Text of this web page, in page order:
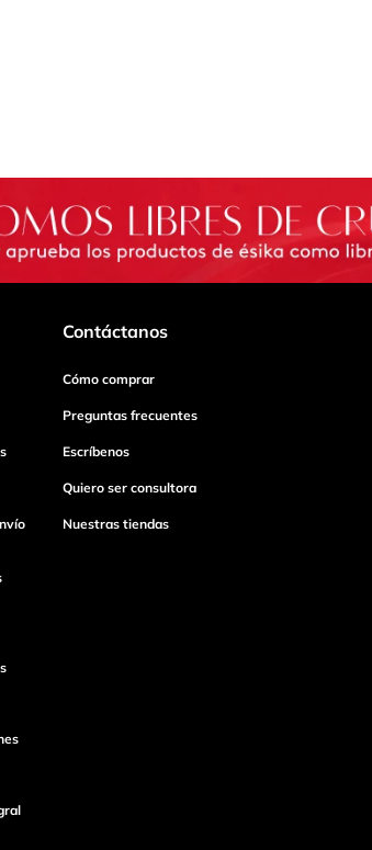
Contáctanos
Cómo comprar
Preguntas frecuentes
Escríbenos
Quiero ser consultora
Nuestras tiendas